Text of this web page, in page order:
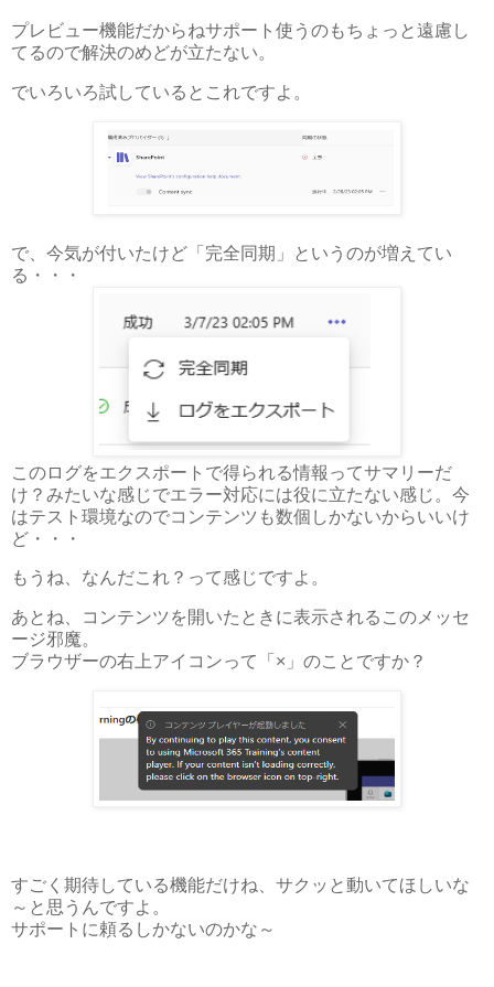
プレビュー機能だからねサポート使うのもちょっと遠慮し
てるので解決のめどが立たない。
でいろいろ試しているとこれですよ。
で、今気が付いたけど「完全同期」というのが増えてい
る・・・
このログをエクスポートで得られる情報ってサマリーだ
け？みたいな感じでエラー対応には役に立たない感じ。今
はテスト環境なのでコンテンツも数個しかないからいいけ
ど・・・
もうね、なんだこれ？って感じですよ。
あとね、コンテンツを開いたときに表示されるこのメッセ
ージ邪魔。
ブラウザーの右上アイコンって「×」のことですか？
すごく期待している機能だけね、サクッと動いてほしいな
～と思うんですよ。
サポートに頼るしかないのかな～